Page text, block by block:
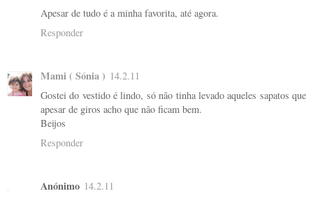
Apesar de tudo é a minha favorita, até agora.
Responder
Mami ( Sónia ) 14.2.11
Gostei do vestido é lindo, só não tinha levado aqueles sapatos que
apesar de giros acho que não ficam bem.
Beijos
Responder
Anónimo 14.2.11